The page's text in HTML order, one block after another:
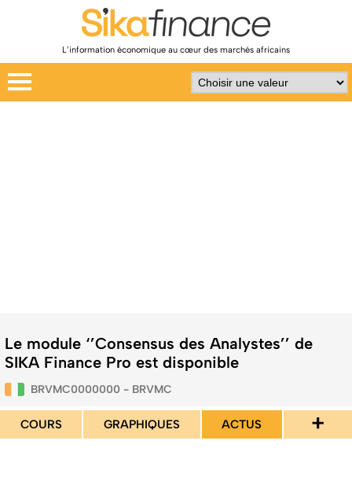
L’information économique au cœur des marchés africains
Le module ‘’Consensus des Analystes’’ de
SIKA Finance Pro est disponible
BRVMC0000000 - BRVMC
COURS GRAPHIQUES ACTUS +